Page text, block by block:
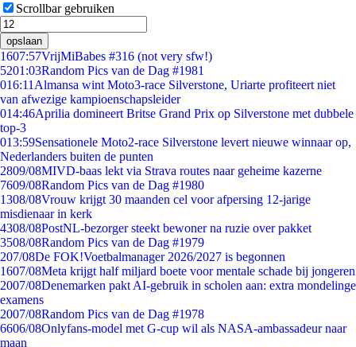
Scrollbar gebruiken
opslaan
1607:57VrijMiBabes #316 (not very sfw!)
5201:03Random Pics van de Dag #1981
016:11 Almansa wint Moto3-race Silverstone, Uriarte profiteert niet
van afwezige kampioenschapsleider
014:46Aprilia domineert Britse Grand Prix op Silverstone met dubbele
top-3
013:59Sensationele Moto2-race Silverstone levert nieuwe winnaar op,
Nederlanders buiten de punten
2809/08MIVD-baas lekt via Strava routes naar geheime kazerne
7609/08Random Pics van de Dag #1980
1308/08Vrouw krijgt 30 maanden cel voor afpersing 12-jarige
misdienaar in kerk
4308/08PostNL-bezorger steekt bewoner na ruzie over pakket
3508/08Random Pics van de Dag #1979
207/08De FOK!Voetbalmanager 2026/2027 is begonnen
1607/08Meta krijgt half miljard boete voor mentale schade bij jongeren
2007/08Denemarken pakt AI-gebruik in scholen aan: extra mondelinge
examens
2007/08Random Pics van de Dag #1978
6606/08Onlyfans-model met G-cup wil als NASA-ambassadeur naar
maan